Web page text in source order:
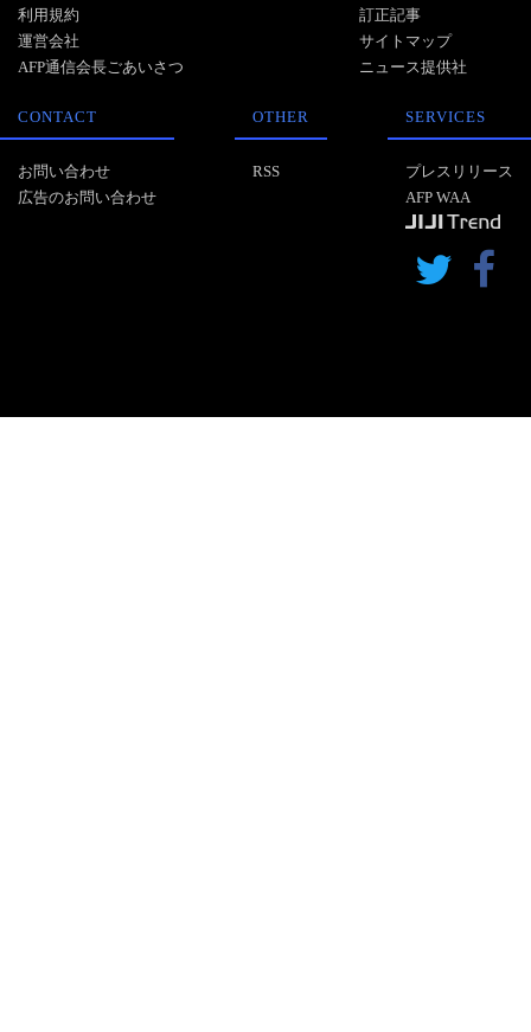
利用規約
運営会社
AFP通信会長ごあいさつ
訂正記事
サイトマップ
ニュース提供社
CONTACT
お問い合わせ
広告のお問い合わせ
OTHER
RSS
SERVICES
プレスリリース
AFP WAA